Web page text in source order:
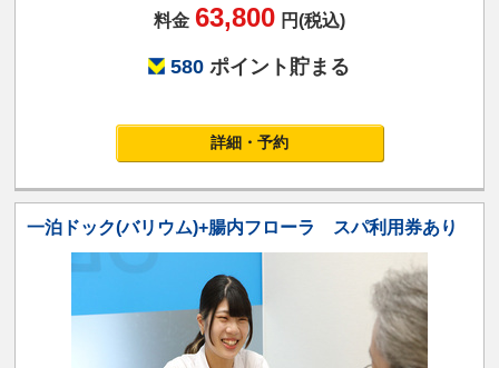
料金 63,800 円(税込)
580 ポイント貯まる
詳細・予約
一泊ドック(バリウム)+腸内フローラ スパ利用券あり